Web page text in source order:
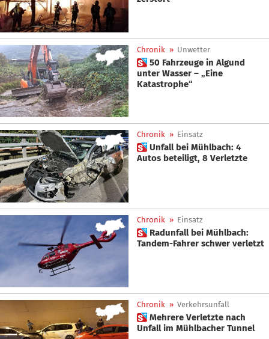
Chronik » Unwetter
 50 Fahrzeuge in Algund
unter Wasser – „Eine
Katastrophe“
Chronik » Einsatz
 Unfall bei Mühlbach: 4
Autos beteiligt, 8 Verletzte
Chronik » Einsatz
 Radunfall bei Mühlbach:
Tandem-Fahrer schwer verletzt
Chronik » Verkehrsunfall
 Mehrere Verletzte nach
Unfall im Mühlbacher Tunnel